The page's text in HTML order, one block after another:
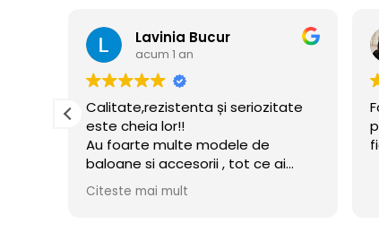
Florina Cusmir
acum 1 an
Foarte profi echipa si de calitate
produsele. Sunt mulțumita de
fiecare comanda